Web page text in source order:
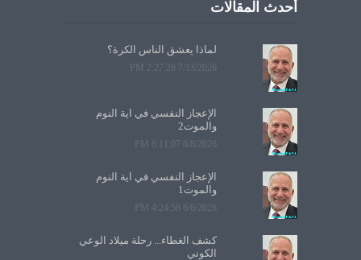
أحدث المقالات
لماذا يعشق الناس الكرة؟
7/13/2026 2:27:26 PM
الإعجاز النفسي في آية النوم
والموت2
6/8/2026 6:11:07 PM
الإعجاز النفسي في آية النوم
والموت1
6/6/2026 4:24:58 PM
كشف الغطاء... رحلة ميلاد الوعي
الكوني